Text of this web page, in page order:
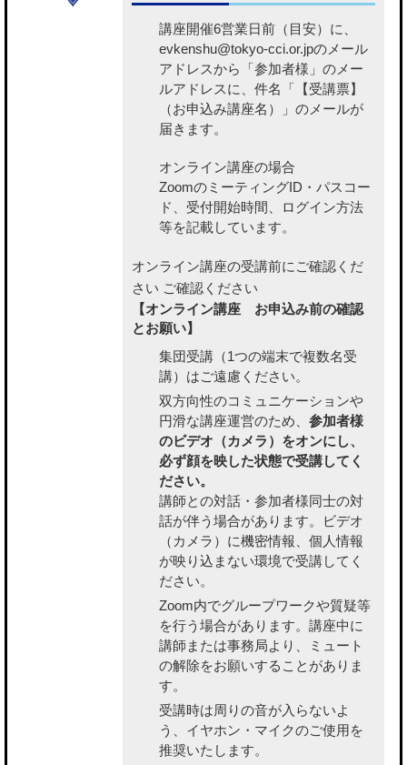
講座開催6営業日前（目安）に、
evkenshu@tokyo-cci.or.jpのメール
アドレスから「参加者様」のメー
ルアドレスに、件名「【受講票】
（お申込み講座名）」のメールが
届きます。
オンライン講座の場合
ZoomのミーティングID・パスコー
ド、受付開始時間、ログイン方法
等を記載しています。
オンライン講座の受講前にご確認くだ
さい ご確認ください
【オンライン講座 お申込み前の確認
とお願い】
集団受講（1つの端末で複数名受
講）はご遠慮ください。
双方向性のコミュニケーションや
円滑な講座運営のため、 参加者様
のビデオ（カメラ）をオンにし、
必ず顔を映した状態で受講してく
ださい。
講師との対話・参加者様同士の対
話が伴う場合があります。ビデオ
（カメラ）に機密情報、個人情報
が映り込まない環境で受講してく
ださい。
Zoom内でグループワークや質疑等
を行う場合があります。講座中に
講師または事務局より、ミュート
の解除をお願いすることがありま
す。
受講時は周りの音が入らないよ
う、イヤホン・マイクのご使用を
推奨いたします。